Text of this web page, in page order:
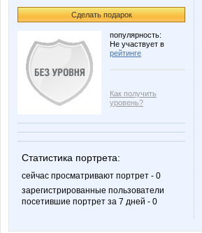
Сделать подарок
популярность:
Не участвует в
рейтинге
Как получить
уровень?
Статистика портрета:
сейчас просматривают портрет - 0
зарегистрированные пользователи
посетившие портрет за 7 дней - 0